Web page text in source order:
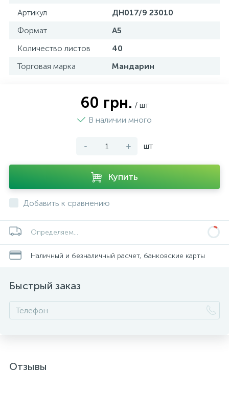
Артикул
ДН017/9 23010
Формат
А5
Количество листов
40
Торговая марка
Мандарин
60 грн. / шт
В наличии много
- + шт
Купить
Добавить к сравнению
Определяем...
Наличный и безналичный расчет, банковские карты
Быстрый заказ
Отзывы